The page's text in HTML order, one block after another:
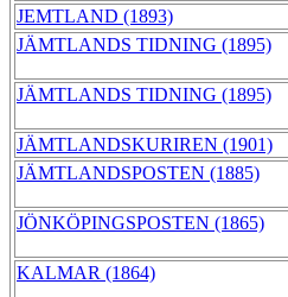
JEMTLAND (1893)
JÄMTLANDS TIDNING (1895)
JÄMTLANDS TIDNING (1895)
JÄMTLANDSKURIREN (1901)
JÄMTLANDSPOSTEN (1885)
JÖNKÖPINGSPOSTEN (1865)
KALMAR (1864)